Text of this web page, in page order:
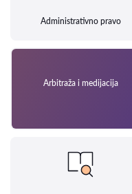
Administrativno pravo
Arbitraža i medijacija